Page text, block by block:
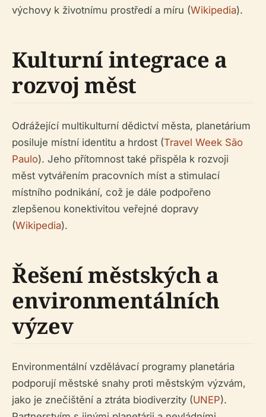
výchovy k životnímu prostředí a míru (Wikipedia).
Kulturní integrace a
rozvoj měst
Odrážející multikulturní dědictví města, planetárium
posiluje místní identitu a hrdost (Travel Week São
Paulo). Jeho přítomnost také přispěla k rozvoji
měst vytvářením pracovních míst a stimulací
místního podnikání, což je dále podpořeno
zlepšenou konektivitou veřejné dopravy
(Wikipedia).
Řešení městských a
environmentálních
výzev
Environmentální vzdělávací programy planetária
podporují městské snahy proti městským výzvám,
jako je znečištění a ztráta biodiverzity (UNEP).